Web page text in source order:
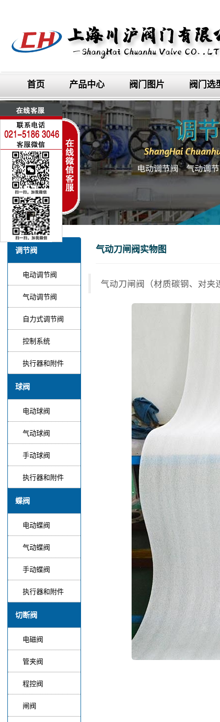
首页 产品中心 阀门图片 阀门选
调节阀
电动调节阀
气动调节阀
自力式调节阀
控制系统
执行器和附件
球阀
电动球阀
气动球阀
手动球阀
执行器和附件
蝶阀
电动蝶阀
气动蝶阀
手动蝶阀
执行器和附件
切断阀
电磁阀
管夹阀
程控阀
闸阀
气动刀闸阀实物图
气动刀闸阀（材质碳钢、对